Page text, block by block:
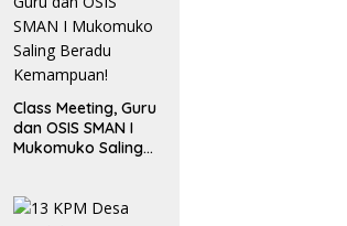
Class Meeting, Guru
dan OSIS SMAN I
Mukomuko Saling